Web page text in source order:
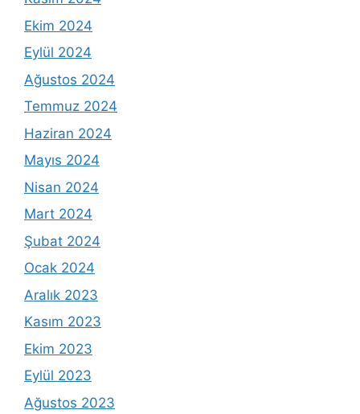
Ekim 2024
Eylül 2024
Ağustos 2024
Temmuz 2024
Haziran 2024
Mayıs 2024
Nisan 2024
Mart 2024
Şubat 2024
Ocak 2024
Aralık 2023
Kasım 2023
Ekim 2023
Eylül 2023
Ağustos 2023